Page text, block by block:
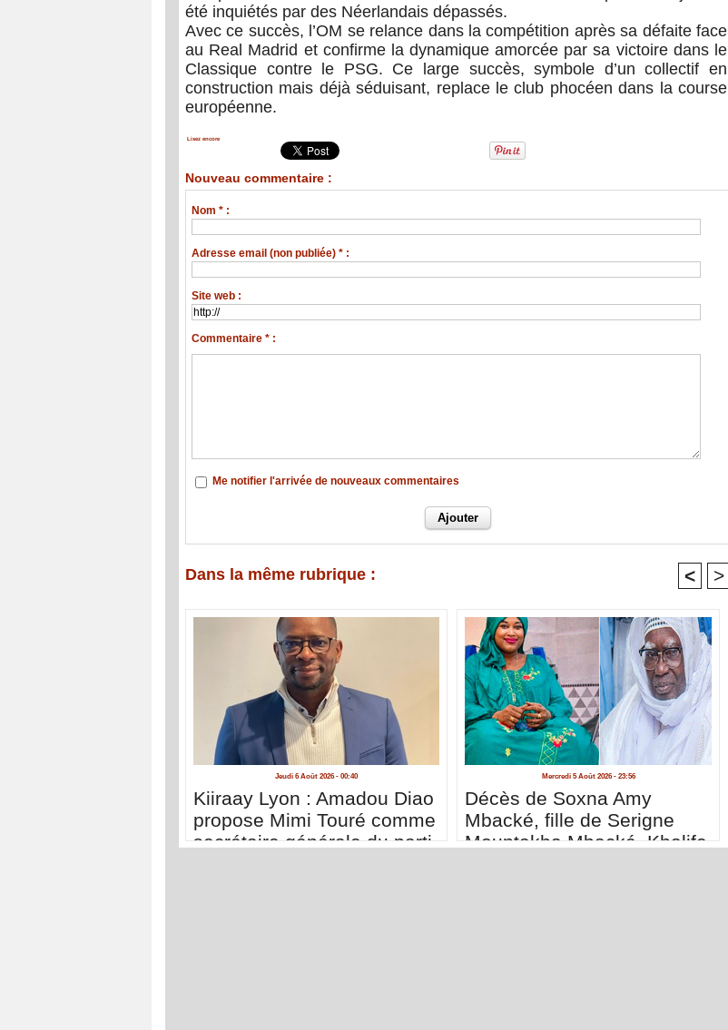
été inquiétés par des Néerlandais dépassés.
Avec ce succès, l’OM se relance dans la compétition après sa défaite face
au Real Madrid et confirme la dynamique amorcée par sa victoire dans le
Classique contre le PSG. Ce large succès, symbole d’un collectif en
construction mais déjà séduisant, replace le club phocéen dans la course
européenne.
Lisez encore
Nouveau commentaire :
Nom * :
Adresse email (non publiée) * :
Site web :
Commentaire * :
Me notifier l'arrivée de nouveaux commentaires
Dans la même rubrique : < >
Jeudi 6 Août 2026 - 00:40
Kiiraay Lyon : Amadou Diao
propose Mimi Touré comme
secrétaire générale du parti
Mercredi 5 Août 2026 - 23:56
Décès de Soxna Amy
Mbacké, fille de Serigne
Mountakha Mbacké, Khalife